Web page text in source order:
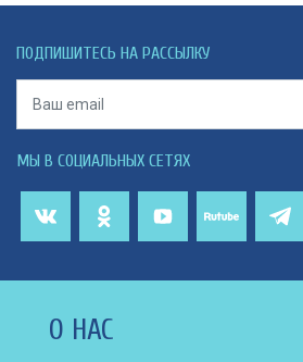
ПОДПИШИТЕСЬ НА РАССЫЛКУ
МЫ В СОЦИАЛЬНЫХ СЕТЯХ
О НАС